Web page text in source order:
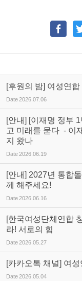
[후원의 밤] 여성연
Date2026.07.06
[안내] [이재명 정부
고 미래를 묻다 - 이
지 왔나
Date2026.06.19
[안내] 2027년 통합
께 해주세요!
Date2026.06.16
[한국여성단체연합
라! 서로의 힘
Date2026.05.27
[카카오톡 채널] 여
Date2026.05.04